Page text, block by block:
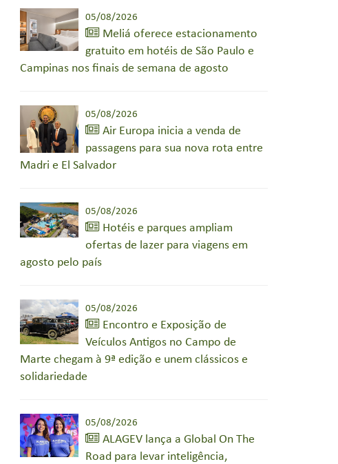
05/08/2026
Meliá oferece estacionamento
gratuito em hotéis de São Paulo e
Campinas nos finais de semana de agosto
05/08/2026
Air Europa inicia a venda de
passagens para sua nova rota entre
Madri e El Salvador
05/08/2026
Hotéis e parques ampliam
ofertas de lazer para viagens em
agosto pelo país
05/08/2026
Encontro e Exposição de
Veículos Antigos no Campo de
Marte chegam à 9ª edição e unem clássicos e
solidariedade
05/08/2026
ALAGEV lança a Global On The
Road para levar inteligência,